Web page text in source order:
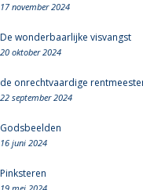
17 november 2024
De wonderbaarlijke visvangst
20 oktober 2024
de onrechtvaardige
22 september 2024
Godsbeelden
16 juni 2024
Pinksteren